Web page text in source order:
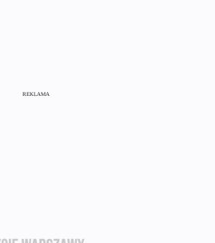
REKLAMA